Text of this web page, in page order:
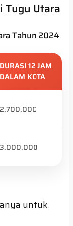
Tugu Utara
Tahun 2024
DURASI 12 JAM
DALAM KOTA
2.700.000
3.000.000
untuk